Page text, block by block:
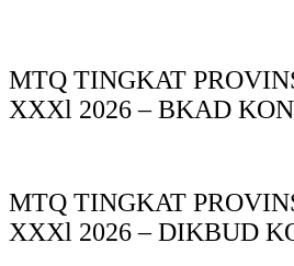
MTQ TINGKAT
XXXl 2026 – BKAD
MTQ TINGKAT
XXXl 2026 – DIKBUD